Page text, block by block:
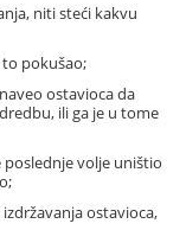
niti steći kakvu
pokušao;
ostavioca da
ili ga je u tome
poslednje volje uništio
ostavioca,